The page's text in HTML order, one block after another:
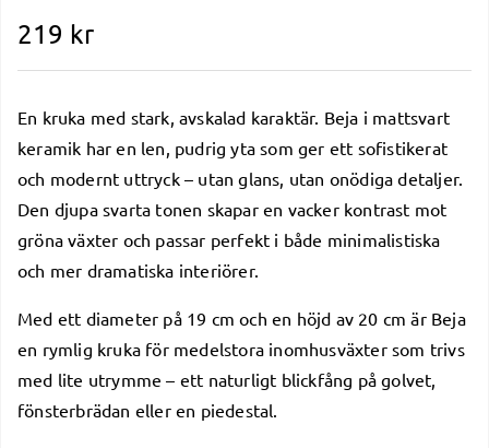
219 kr
En kruka med stark, avskalad karaktär. Beja i mattsvart
keramik har en len, pudrig yta som ger ett sofistikerat
och modernt uttryck – utan glans, utan onödiga detaljer.
Den djupa svarta tonen skapar en vacker kontrast mot
gröna växter och passar perfekt i både minimalistiska
och mer dramatiska interiörer.
Med ett diameter på 19 cm och en höjd av 20 cm är Beja
en rymlig kruka för medelstora inomhusväxter som trivs
med lite utrymme – ett naturligt blickfång på golvet,
fönsterbrädan eller en piedestal.